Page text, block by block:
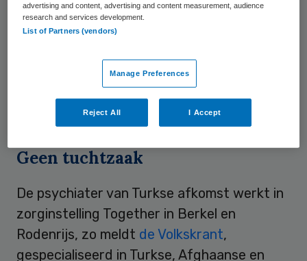
Volkskrant alle beschuldigingen. Hij werd
begin 2011 opgepakt en zat tot juli van dat
rechter dat hij zich als psychiater uit zou
schrijven. Inmiddels staat hij echter weer in
het BIG-register.
Geen tuchtzaak
De psychiater van Turkse afkomst werkt in
zorginstelling Together in Berkel en
Rodenrijs, zo meldt de Volkskrant,
gespecialiseerd in Turkse, Afghaanse en
advertising and content, advertising and content measurement, audience
research and services development.
List of Partners (vendors)
Manage Preferences
Reject All I Accept